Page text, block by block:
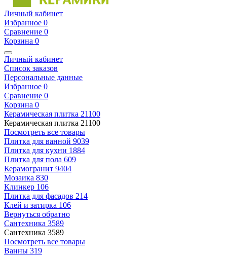
Личный кабинет
Избранное 0
Сравнение 0
Корзина 0
Личный кабинет
Список заказов
Персональные данные
Избранное 0
Сравнение 0
Корзина 0
Керамическая плитка 21100
Керамическая плитка 21100
Посмотреть все товары
Плитка для ванной 9039
Плитка для кухни 1884
Плитка для пола 609
Керамогранит 9404
Мозаика 830
Клинкер 106
Плитка для фасадов 214
Клей и затирка 106
Вернуться обратно
Сантехника 3589
Сантехника 3589
Посмотреть все товары
Ванны 319